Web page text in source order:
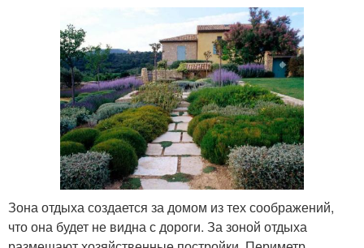
Зона отдыха создается за домом из тех соображений,
что она будет не видна с дороги. За зоной отдыха